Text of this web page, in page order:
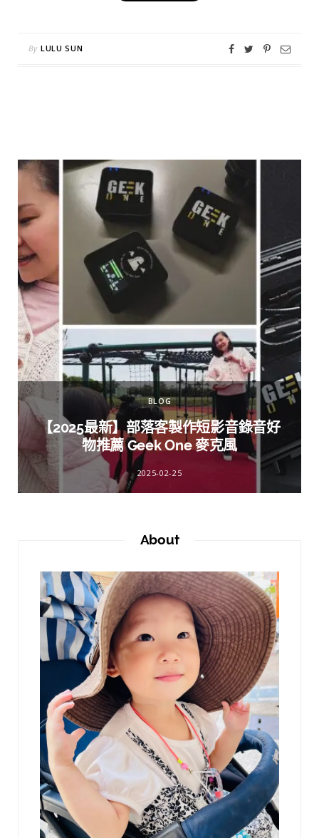
By LULU SUN
BLOG
【2025最新】部落客製作短影音錄音好
物推薦 Geek One 麥克風
2025-02-25
About